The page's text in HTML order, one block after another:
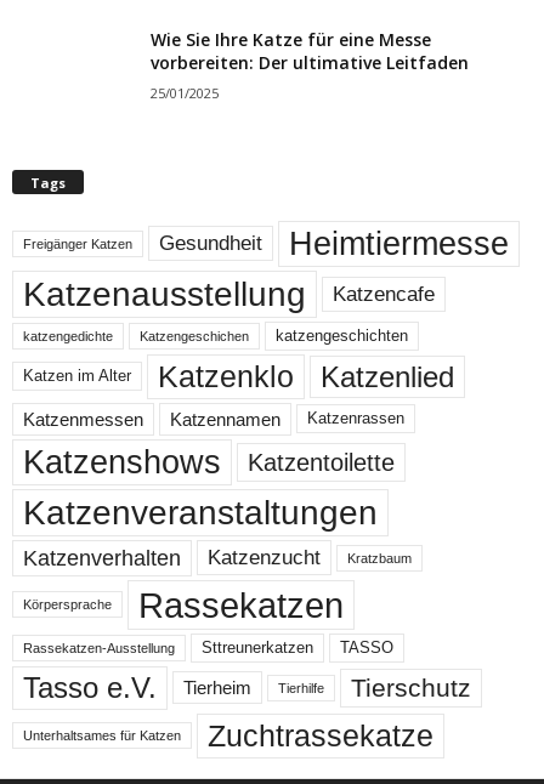
Wie Sie Ihre Katze für eine Messe
vorbereiten: Der ultimative Leitfaden
25/01/2025
Tags
Freigänger Katzen Gesundheit Heimtiermesse
Katzenausstellung Katzencafe
katzengedichte Katzengeschichen katzengeschichten
Katzen im Alter Katzenklo Katzenlied
Katzenmessen Katzennamen Katzenrassen
Katzenshows Katzentoilette
Katzenveranstaltungen
Katzenverhalten Katzenzucht Kratzbaum
Körpersprache Rassekatzen
Rassekatzen-Ausstellung Sttreunerkatzen TASSO
Tasso e.V. Tierheim Tierhilfe Tierschutz
Unterhaltsames für Katzen Zuchtrassekatze